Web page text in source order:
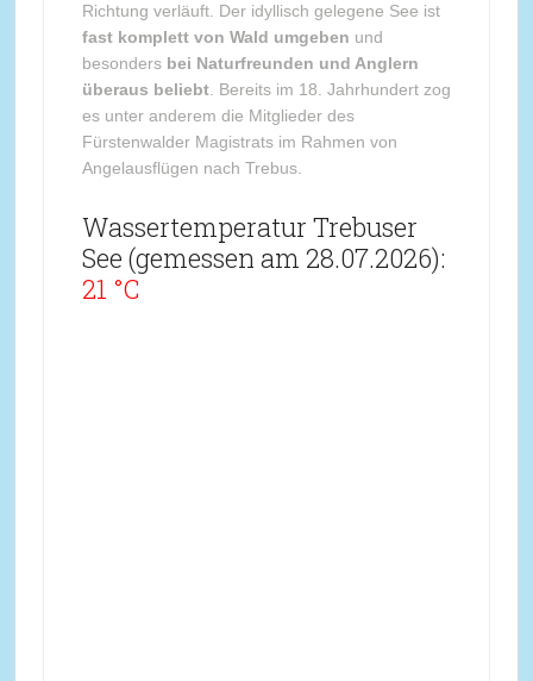
Richtung verläuft. Der idyllisch gelegene See ist
fast komplett von Wald umgeben und
besonders bei Naturfreunden und Anglern
überaus beliebt. Bereits im 18. Jahrhundert zog
es unter anderem die Mitglieder des
Fürstenwalder Magistrats im Rahmen von
Angelausflügen nach Trebus.
Wassertemperatur Trebuser
See (gemessen am 28.07.2026):
21 °C